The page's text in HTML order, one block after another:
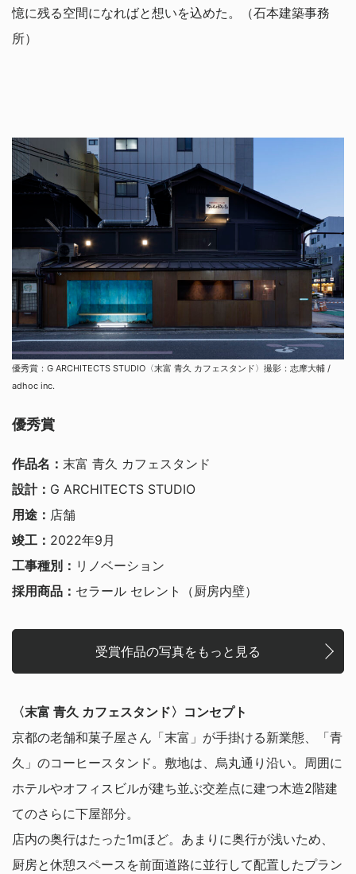
憶に残る空間になればと想いを込めた。（石本建築事務
所）
優秀賞：G ARCHITECTS STUDIO〈末富 青久 カフェスタンド〉撮影：志摩大輔 /
adhoc inc.
優秀賞
作品名： 末富 青久 カフェスタンド
設計： G ARCHITECTS STUDIO
用途： 店舗
竣工： 2022年9月
工事種別： リノベーション
採用商品： セラール セレント（厨房内壁）
受賞作品の写真をもっと見る
〈末富 青久 カフェスタンド〉コンセプト
京都の老舗和菓子屋さん「末富」が手掛ける新業態、「青
久」のコーヒースタンド。敷地は、烏丸通り沿い。周囲に
ホテルやオフィスビルが建ち並ぶ交差点に建つ木造2階建
てのさらに下屋部分。
店内の奥行はたった1mほど。あまりに奥行が浅いため、
厨房と休憩スペースを前面道路に並行して配置したプラン